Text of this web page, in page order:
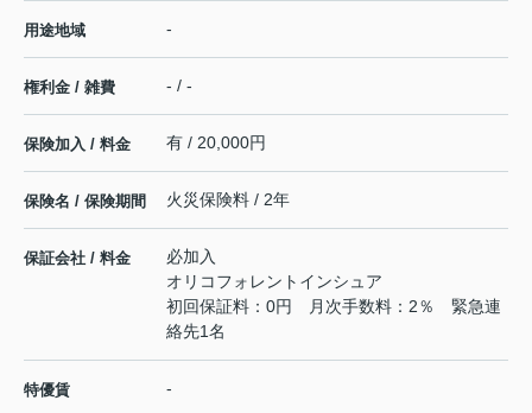
用途地域 -
権利金 / 雑費 - / -
保険加入 / 料金 有 / 20,000円
保険名 / 保険期間 火災保険料 / 2年
保証会社 / 料金
必加入
オリコフォレントインシュア
初回保証料：0円 月次手数料：2％ 緊急連
絡先1名
特優賃 -